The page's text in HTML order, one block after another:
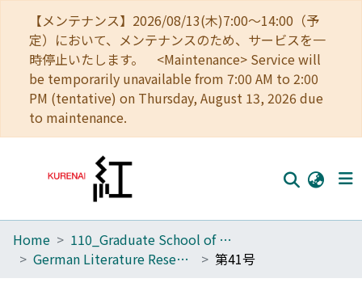
【メンテナンス】2026/08/13(木)7:00～14:00（予
定）において、メンテナンスのため、サービスを一
時停止いたします。 <Maintenance> Service will
be temporarily unavailable from 7:00 AM to 2:00
PM (tentative) on Thursday, August 13, 2026 due
to maintenance.
Home
Home
110_Graduate School of Human and Environmental Studies
German Literature Research
第41号